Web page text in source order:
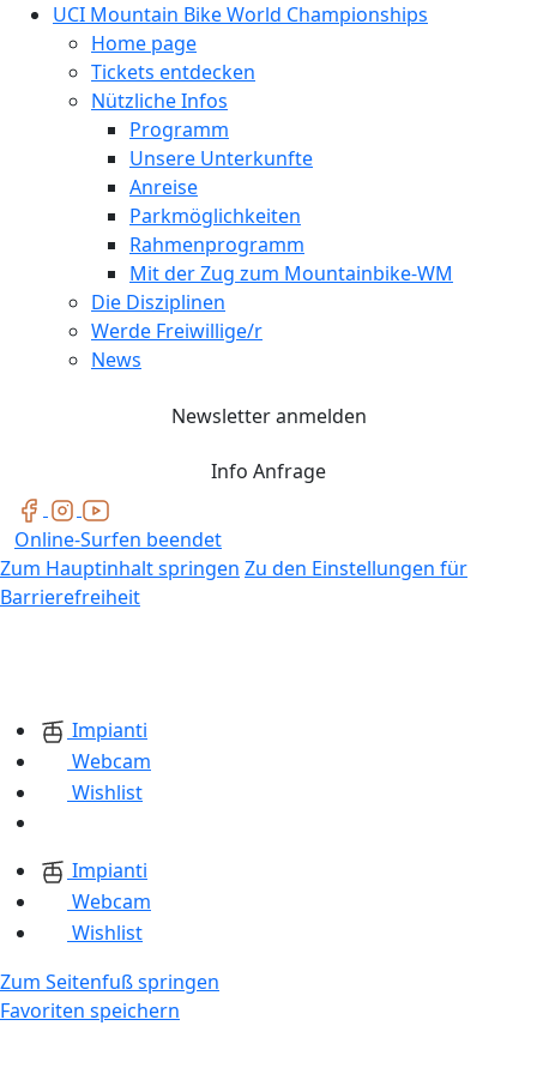
UCI Mountain Bike World Championships
Home page
Tickets entdecken
Nützliche Infos
Programm
Unsere Unterkunfte
Anreise
Parkmöglichkeiten
Rahmenprogramm
Mit der Zug zum Mountainbike-WM
Die Disziplinen
Werde Freiwillige/r
News
Newsletter anmelden
Info Anfrage
Online-Surfen beendet
Zum Hauptinhalt springen Zu den Einstellungen für
Barrierefreiheit
Impianti
Webcam
Wishlist
Impianti
Webcam
Wishlist
Zum Seitenfuß springen
Favoriten speichern